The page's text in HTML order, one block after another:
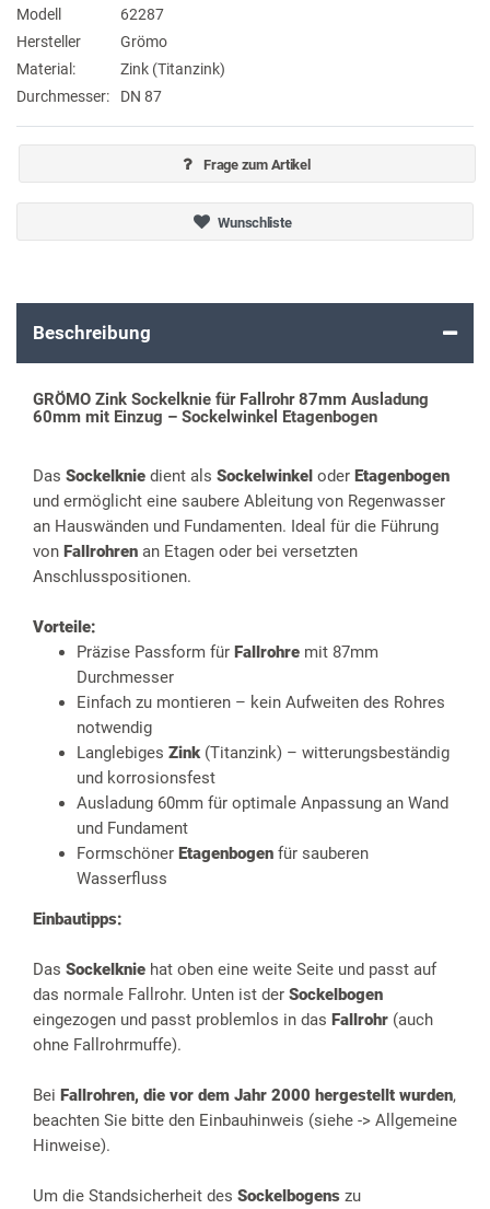
Modell
62287
Hersteller
Grömo
Material:
Zink (Titanzink)
Durchmesser:
DN 87
Frage zum Artikel
Wunschliste
Beschreibung
GRÖMO Zink Sockelknie für Fallrohr 87mm Ausladung
60mm mit Einzug – Sockelwinkel Etagenbogen
Das Sockelknie dient als Sockelwinkel oder Etagenbogen
und ermöglicht eine saubere Ableitung von Regenwasser
an Hauswänden und Fundamenten. Ideal für die Führung
von Fallrohren an Etagen oder bei versetzten
Anschlusspositionen.
Vorteile:
Präzise Passform für Fallrohre mit 87mm
Durchmesser
Einfach zu montieren – kein Aufweiten des Rohres
notwendig
Langlebiges Zink(Titanzink) – witterungsbeständig
und korrosionsfest
Ausladung 60mm für optimale Anpassung an Wand
und Fundament
Formschöner Etagenbogen für sauberen
Wasserfluss
Einbautipps:
Das Sockelknie hat oben eine weite Seite und passt auf
das normale Fallrohr. Unten ist der Sockelbogen
eingezogen und passt problemlos in das Fallrohr (auch
ohne Fallrohrmuffe).
Bei Fallrohren, die vor dem Jahr 2000 hergestellt wurden,
beachten Sie bitte den Einbauhinweis (siehe -> Allgemeine
Hinweise).
Um die Standsicherheit des Sockelbogens zu